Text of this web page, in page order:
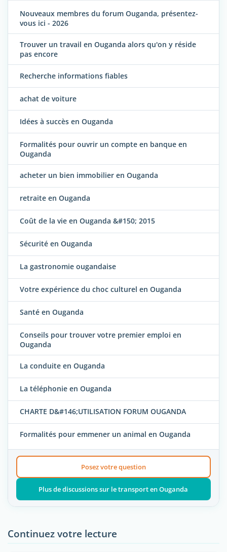
Nouveaux membres du forum Ouganda, présentez-
vous ici - 2026
Trouver un travail en Ouganda alors qu'on y réside
pas encore
Recherche informations fiables
achat de voiture
Idées à succès en Ouganda
Formalités pour ouvrir un compte en banque en
Ouganda
acheter un bien immobilier en Ouganda
retraite en Ouganda
Coût de la vie en Ouganda &#150; 2015
Sécurité en Ouganda
La gastronomie ougandaise
Votre expérience du choc culturel en Ouganda
Santé en Ouganda
Conseils pour trouver votre premier emploi en
Ouganda
La conduite en Ouganda
La téléphonie en Ouganda
CHARTE D&#146;UTILISATION FORUM OUGANDA
Formalités pour emmener un animal en Ouganda
Posez votre question
Plus de discussions sur le transport en Ouganda
Continuez votre lecture